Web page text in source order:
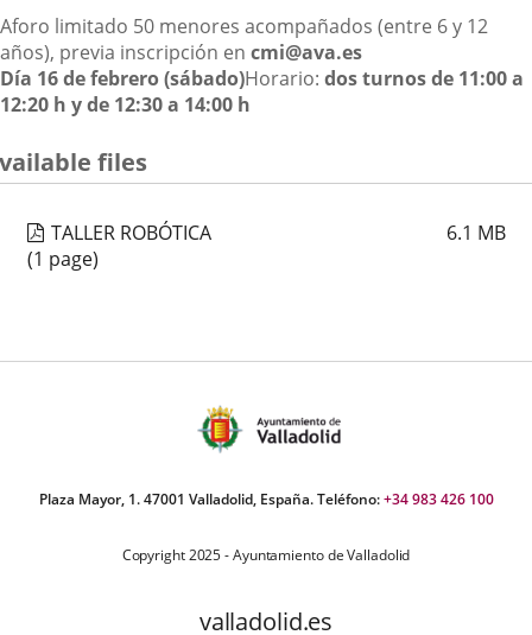
Aforo limitado 50 menores acompañados (entre 6 y 12
años), previa inscripción en cmi@ava.es
Día 16 de febrero (sábado)Horario: dos turnos de 11:00 a
12:20 h y de 12:30 a 14:00 h
files
TALLER ROBÓTICA 6.1 MB
(1 page)
Plaza Mayor, 1. 47001 Valladolid, España. Teléfono:+34 983 426 100
Copyright 2025 - Ayuntamiento de Valladolid
valladolid.es